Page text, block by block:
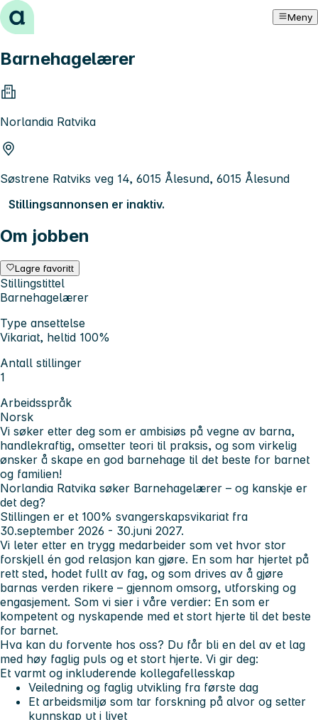
Hopp til innhold Meny
Barnehagelærer
Norlandia Ratvika
Søstrene Ratviks veg 14, 6015 Ålesund, 6015 Ålesund
Stillingsannonsen er inaktiv.
Om jobben
Lagre favoritt
Stillingstittel
Barnehagelærer
Type ansettelse
Vikariat, heltid 100%
Antall stillinger
1
Arbeidsspråk
Norsk
Vi søker etter deg som er ambisiøs på vegne av barna,
handlekraftig, omsetter teori til praksis, og som virkelig
ønsker å skape en god barnehage til det beste for barnet
og familien!
Norlandia Ratvika søker Barnehagelærer – og kanskje er
det deg?
Stillingen er et 100% svangerskapsvikariat fra
30.september 2026 - 30.juni 2027.
Vi leter etter en trygg medarbeider som vet hvor stor
forskjell én god relasjon kan gjøre. En som har hjertet på
rett sted, hodet fullt av fag, og som drives av å gjøre
barnas verden rikere – gjennom omsorg, utforsking og
engasjement. Som vi sier i våre verdier: En som er
kompetent og nyskapende med et stort hjerte til det beste
for barnet.
Hva kan du forvente hos oss? Du får bli en del av et lag
med høy faglig puls og et stort hjerte. Vi gir deg:
Et varmt og inkluderende kollegafellesskap
Veiledning og faglig utvikling fra første dag
Et arbeidsmiljø som tar forskning på alvor og setter
kunnskap ut i livet